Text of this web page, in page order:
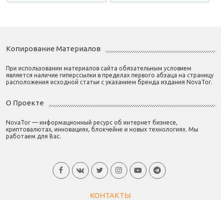
Копирование Материалов
При использовании материалов сайта обязательным условием
является наличие гиперссылки в пределах первого абзаца на страницу
расположения исходной статьи с указанием бренда издания NovaTor.
О Проекте
NovaTor — информационный ресурс об интернет бизнесе,
криптовалютах, инновациях, блокчейне и новых технологиях. Мы
работаем для Вас.
КОНТАКТЫ